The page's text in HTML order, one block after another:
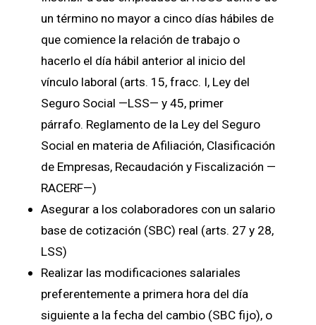
un término no mayor a cinco días hábiles de
que comience la relación de trabajo o
hacerlo el día hábil anterior al inicio del
vínculo laboral (arts. 15, fracc. I, Ley del
Seguro Social —LSS— y 45, primer
párrafo. Reglamento de la Ley del Seguro
Social en materia de Afiliación, Clasificación
de Empresas, Recaudación y Fiscalización —
RACERF—)
Asegurar a los colaboradores con un salario
base de cotización (SBC) real (arts. 27 y 28,
LSS)
Realizar las modificaciones salariales
preferentemente a primera hora del día
siguiente a la fecha del cambio (SBC fijo), o